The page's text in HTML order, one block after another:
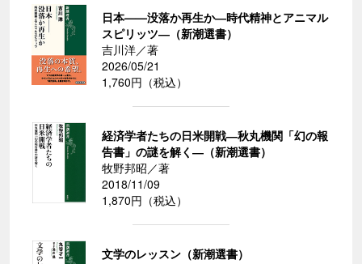
日本——没落か再生か―時代精神とアニマル
スピリッツ―（新潮選書）
吉川洋／著
2026/05/21
1,760円（税込）
経済学者たちの日米開戦―秋丸機関「幻の報
告書」の謎を解く―（新潮選書）
牧野邦昭／著
2018/11/09
1,870円（税込）
文学のレッスン（新潮選書）